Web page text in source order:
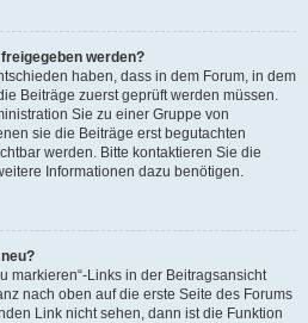
werden?
haben, dass in dem Forum, in dem
Beiträge zuerst geprüft werden müssen.
Sie zu einer Gruppe von
sie die Beiträge erst begutachten
werden. Bitte kontaktieren Sie die
Informationen dazu benötigen.
markieren“-Links in der Beitragsansicht
nach oben auf die erste Seite des Forums
Link nicht sehen, dann ist die Funktion